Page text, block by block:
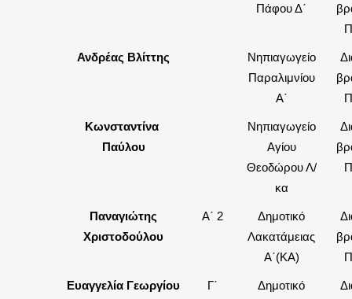
Πάφου Δ΄
Ανδρέας Βλίττης
Νηπιαγωγείο
Παραλιμνίου
Α΄
Κωνσταντίνα
Παύλου
Νηπιαγωγείο
Αγίου
Θεοδώρου Λ/
κα
Παναγιώτης
Χριστοδούλου
Α΄ 2
Δημοτικό
Λακατάμειας
Α΄(ΚΑ)
Ευαγγελία Γεωργίου Γ΄
Δημοτικό